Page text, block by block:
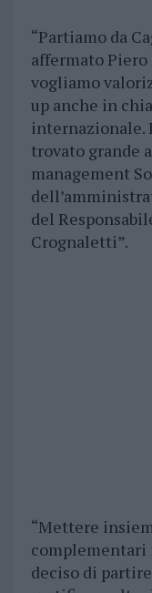
“Partiamo da
affermato Piero
vogliamo
up anche in
internazionale.
trovato grande
management
del
Crognaletti”.
“Mettere
complementari
deciso di